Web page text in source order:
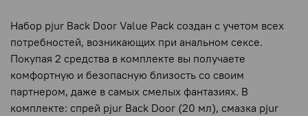
Набор pjur Back Door Value Pack создан с учетом всех
потребностей, возникающих при анальном сексе.
Покупая 2 средства в комплекте вы получаете
комфортную и безопасную близость со своим
партнером, даже в самых смелых фантазиях. В
комплекте: спрей pjur Back Door (20 мл), смазка pjur